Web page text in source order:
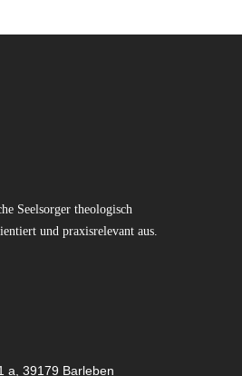
Seelsorger theologisch
und praxisrelevant aus.
a, 39179 Barleben